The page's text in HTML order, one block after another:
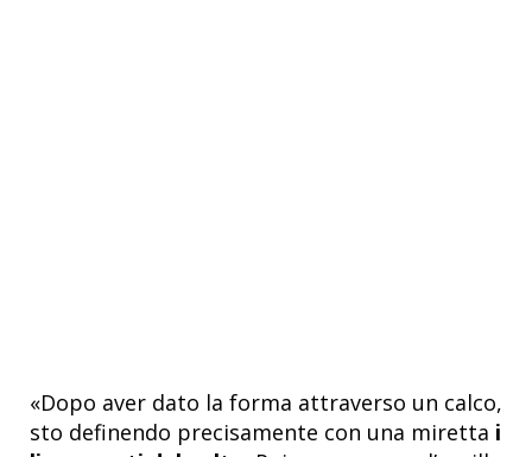
«Dopo aver dato la forma attraverso un calco,
sto definendo precisamente con una miretta i